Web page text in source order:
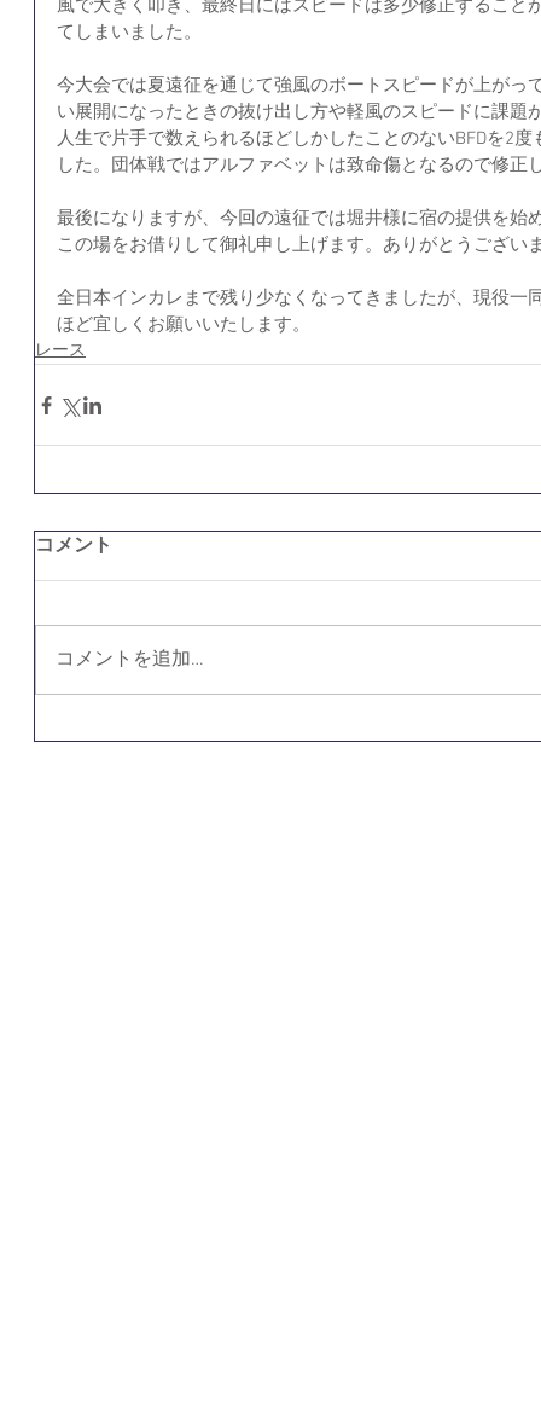
風で大きく叩き、最終日にはスピードは多少修正すること
てしまいました。
今大会では夏遠征を通じて強風のボートスピードが上がっ
い展開になったときの抜け出し方や軽風のスピードに課題
人生で片手で数えられるほどしかしたことのないBFDを2
した。団体戦ではアルファベットは致命傷となるので修正
最後になりますが、今回の遠征では堀井様に宿の提供を始
この場をお借りして御礼申し上げます。ありがとうござい
全日本インカレまで残り少なくなってきましたが、現役一
ほど宜しくお願いいたします。
レース
コメント
コメントを追加…